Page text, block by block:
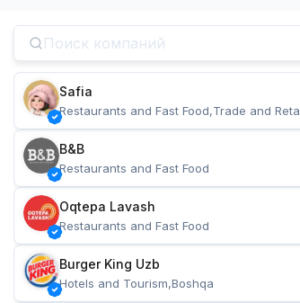
Safia
Restaurants and Fast Food,Trade and
B&B
Restaurants and Fast Food
Oqtepa Lavash
Restaurants and Fast Food
Burger King Uzb
Hotels and Tourism,Boshqa